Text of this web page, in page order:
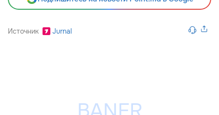
Источник Jurnal